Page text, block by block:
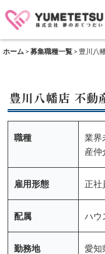
ホーム > 募集職種一覧 > 豊川八
豊川八幡店 不動
職種
業界
産仲
雇用形態 正社
配属 ハウ
勤務地
愛知